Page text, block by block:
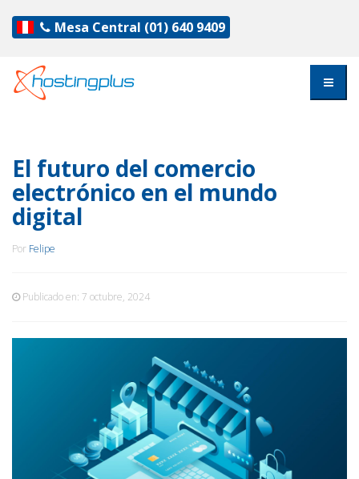
Mesa Central (01) 640 9409
El futuro del comercio
electrónico en el mundo
digital
Por Felipe
Publicado en: 7 octubre, 2024